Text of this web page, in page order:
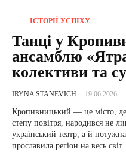
ІСТОРІЇ УСПІХУ
Танці у
ансамблю
колективи та
IRYNA STANEVICH - 19.06.2026
Кропивницький — це місто,
степу повітря, народився не
український театр, а й
прославила регіон на весь